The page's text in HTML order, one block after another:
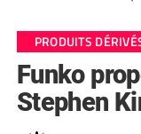
PRODUITS
Funko
Stephen